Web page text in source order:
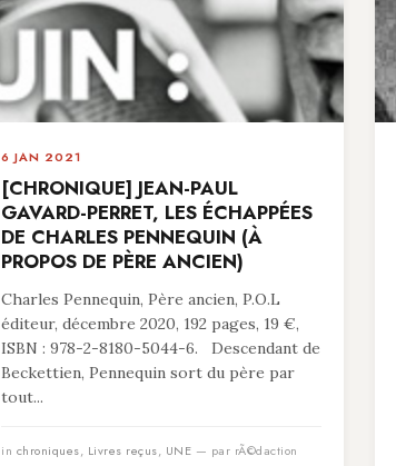
6 JAN 2021
[CHRONIQUE] JEAN-PAUL
GAVARD-PERRET, LES ÉCHAPPÉES
DE CHARLES PENNEQUIN (À
PROPOS DE PÈRE ANCIEN)
Charles Pennequin, Père ancien, P.O.L
éditeur, décembre 2020, 192 pages, 19 €,
ISBN : 978-2-8180-5044-6. Descendant de
Beckettien, Pennequin sort du père par
tout...
in chroniques, Livres reçus, UNE — par rÃ©daction